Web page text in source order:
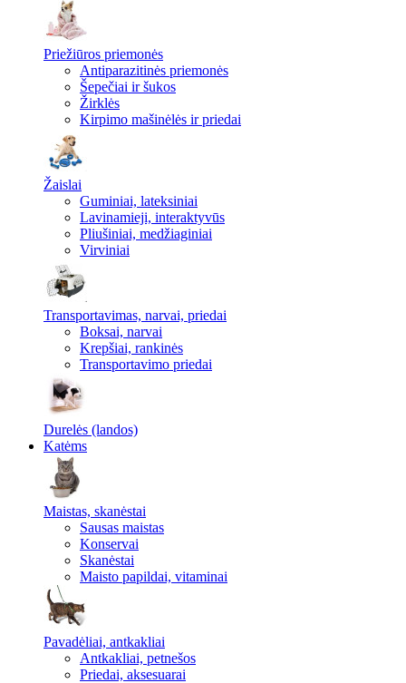
Priežiūros priemonės
Antiparazitinės priemonės
Šepečiai ir šukos
Žirklės
Kirpimo mašinėlės ir priedai
Žaislai
Guminiai, lateksiniai
Lavinamieji, interaktyvūs
Pliušiniai, medžiaginiai
Virviniai
Transportavimas, narvai, priedai
Boksai, narvai
Krepšiai, rankinės
Transportavimo priedai
Durelės (landos)
Katėms
Maistas, skanėstai
Sausas maistas
Konservai
Skanėstai
Maisto papildai, vitaminai
Pavadėliai, antkakliai
Antkakliai, petnešos
Priedai, aksesuarai